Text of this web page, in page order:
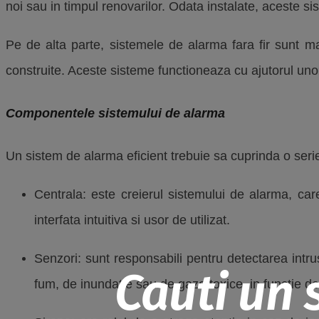
Cauti un
noi sau in timpul renovarilor. Odata instalate, aceste
Pe de alta parte, sistemele de alarma fara fir sunt
construite. Aceste sisteme functioneaza cu ajutorul
Componentele sistemului de alarma
Un sistem de alarma eficient trebuie sa cuprinda o
Centrala: este creierul sistemului de alarma,
interfata intuitiva si usor de utilizat.
Senzori: sunt responsabili pentru detectarea
fum, de inundatie sau de gaze toxice, in functie